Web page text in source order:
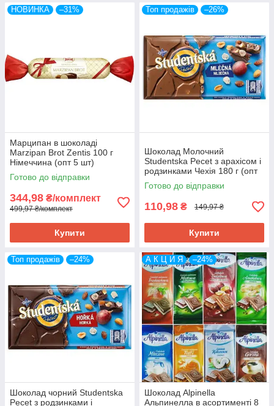
НОВИНКА –31%
Марципан в шоколаді
Marzipan Brot Zentis 100 г
Німеччина (опт 5 шт)
Готово до відправки
344,98 ₴/комплект
499,97 ₴/комплект
Купити
Топ продажів –26%
Шоколад Молочний
Studentska Pecet з арахісом і
родзинками Чехія 180 г (опт
5 шт)
Готово до відправки
110,98 ₴ 149,97 ₴
Купити
Топ продажів –24%
Шоколад чорний Studentska
Pecet з родзинками і
А К Ц И Я –24%
Шоколад Alpinella
Альпинелла в асортименті 8